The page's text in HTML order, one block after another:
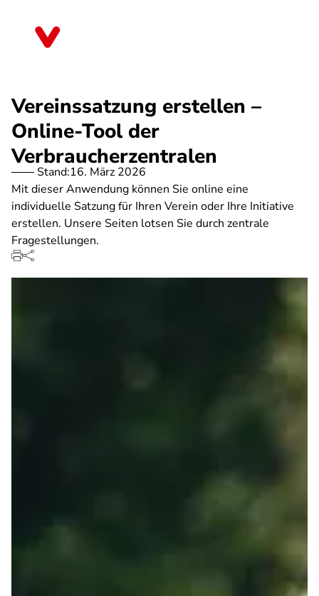
Vereinssatzung erstellen –
Online-Tool der
Verbraucherzentralen
Stand:16. März 2026
Mit dieser Anwendung können Sie online eine
individuelle Satzung für Ihren Verein oder Ihre Initiative
erstellen. Unsere Seiten lotsen Sie durch zentrale
Fragestellungen.